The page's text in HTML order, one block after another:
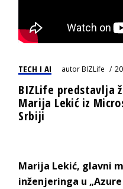
TECH I AI autorBIZLife
BIZLife predstavlja
Marija Lekić iz
Srbiji
Marija Lekić, glavni
inženjeringa u